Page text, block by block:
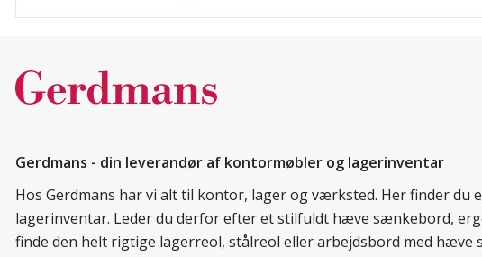
Gerdmans - din leverandør af kontormøbler og lagerinventar
Hos Gerdmans har vi alt til kontor, lager og værksted. Her finder
lagerinventar. Leder du derfor efter et stilfuldt hæve sænkebord,
finde den helt rigtige lagerreol, stålreol eller arbejdsbord med